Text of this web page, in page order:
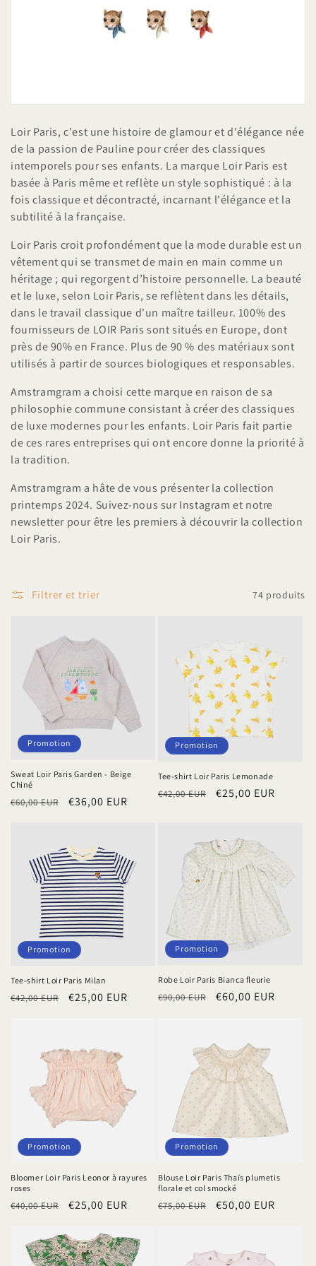
:
Loir Paris, c'est une histoire de glamour et d'élégance née
de la passion de Pauline pour créer des classiques
intemporels pour ses enfants. La marque Loir Paris est
basée à Paris même et reflète un style sophistiqué : à la
fois classique et décontracté, incarnant l'élégance et la
subtilité à la française.
Loir Paris croit profondément que la mode durable est un
vêtement qui se transmet de main en main comme un
héritage ; qui regorgent d’histoire personnelle. La beauté
et le luxe, selon Loir Paris, se reflètent dans les détails,
dans le travail classique d'un maître tailleur. 100% des
fournisseurs de LOIR Paris sont situés en Europe, dont
près de 90% en France. Plus de 90 % des matériaux sont
utilisés à partir de sources biologiques et responsables.
Amstramgram a choisi cette marque en raison de sa
philosophie commune consistant à créer des classiques
de luxe modernes pour les enfants. Loir Paris fait partie
de ces rares entreprises qui ont encore donne la priorité à
la tradition.
Amstramgram a hâte de vous présenter la collection
printemps 2024. Suivez-nous sur Instagram et notre
newsletter pour être les premiers à découvrir la collection
Loir Paris.
Filtrer et trier 74 produits
Promotion
Sweat Loir Paris Garden - Beige
Chiné
Prix
€60,00 EUR
Prix
€36,00 EUR
Promotion
Tee-shirt Loir Paris Lemonade
Prix
€42,00 EUR
Prix
€25,00 EUR
Promotion
Tee-shirt Loir Paris Milan
Prix
€42,00 EUR
Prix
€25,00 EUR
Promotion
Robe Loir Paris Bianca fleurie
Prix
€90,00 EUR
Prix
€60,00 EUR
Promotion
Bloomer Loir Paris Leonor à rayures
roses
Prix
€40,00 EUR
Prix
€25,00 EUR
Promotion
Blouse Loir Paris Thaïs plumetis
florale et col smocké
Prix
€75,00 EUR
Prix
€50,00 EUR